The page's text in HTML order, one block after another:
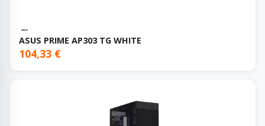
ASUS PRIME AP303 TG WHITE
104,33 €